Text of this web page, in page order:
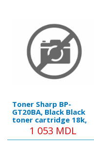
Toner Sharp BP-
GT20BA, Black Black
toner cartridge 18k,
for Sharp BP-10C20EU
1 053 MDL